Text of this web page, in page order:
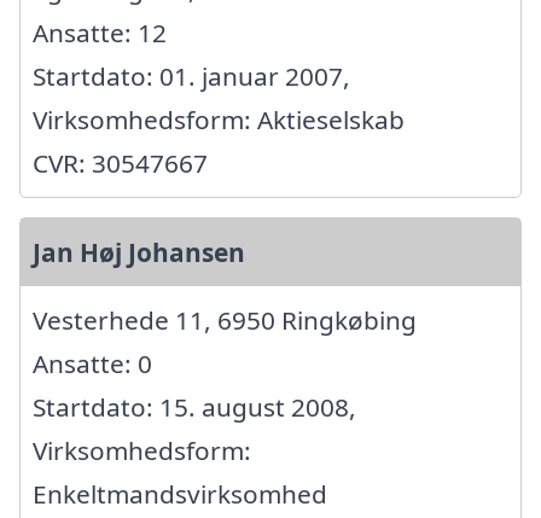
Ansatte: 12
Startdato: 01. januar 2007,
Virksomhedsform: Aktieselskab
CVR: 30547667
Jan Høj Johansen
Vesterhede 11, 6950 Ringkøbing
Ansatte: 0
Startdato: 15. august 2008,
Virksomhedsform:
Enkeltmandsvirksomhed